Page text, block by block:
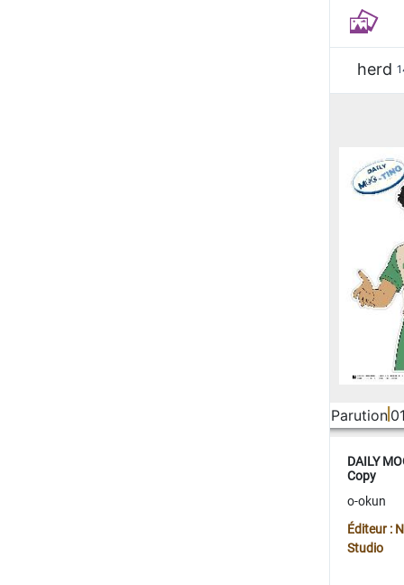
herd
Parution
DAILY
Copy
o-okun
Éditeur :
Studio